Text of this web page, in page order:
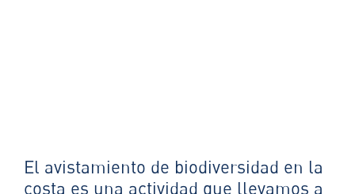
El avistamiento de biodiversidad en la
costa es una actividad que llevamos a